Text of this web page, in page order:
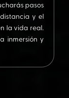
pasos
y el
la vida real.
inmersión y